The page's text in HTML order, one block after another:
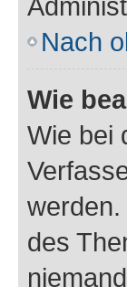
Nach
Wie
Wie bei
des